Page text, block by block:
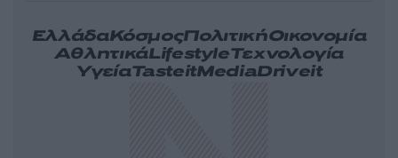
ΕλλάδαΚόσμοςΠολιτικήΟικονομία
ΑθλητικάLifestyleΤεχνολογία
ΥγείαTasteitMediaDriveit